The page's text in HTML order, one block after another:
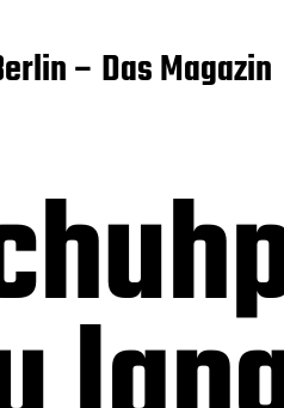
– Das Magazin